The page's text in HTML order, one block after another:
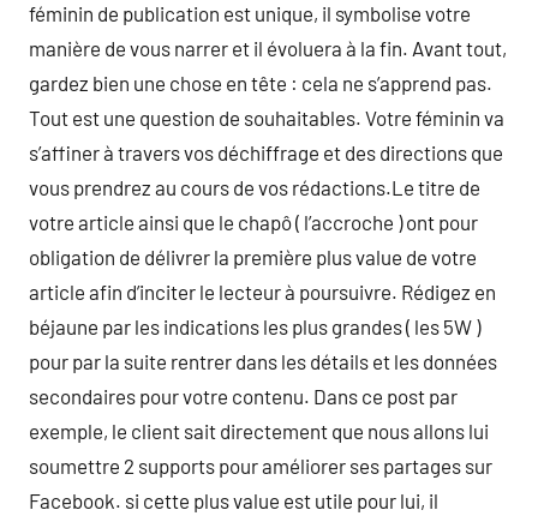
féminin de publication est unique, il symbolise votre
manière de vous narrer et il évoluera à la fin. Avant tout,
gardez bien une chose en tête : cela ne s’apprend pas.
Tout est une question de souhaitables. Votre féminin va
s’affiner à travers vos déchiffrage et des directions que
vous prendrez au cours de vos rédactions.Le titre de
votre article ainsi que le chapô ( l’accroche ) ont pour
obligation de délivrer la première plus value de votre
article afin d’inciter le lecteur à poursuivre. Rédigez en
béjaune par les indications les plus grandes ( les 5W )
pour par la suite rentrer dans les détails et les données
secondaires pour votre contenu. Dans ce post par
exemple, le client sait directement que nous allons lui
soumettre 2 supports pour améliorer ses partages sur
Facebook. si cette plus value est utile pour lui, il